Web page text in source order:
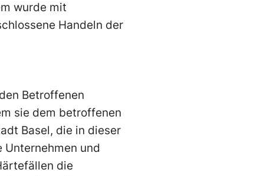
wurde mit
Handeln der
Betroffenen
sie dem betroffenen
Basel, die in dieser
und
die